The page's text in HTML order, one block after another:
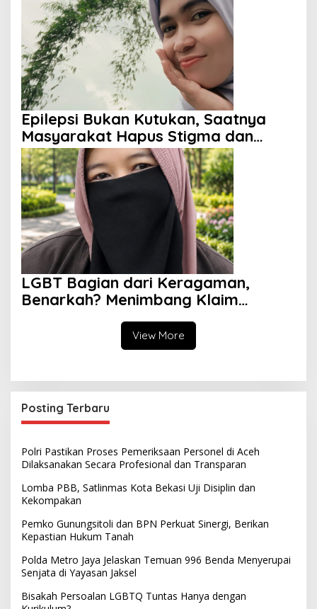
Epilepsi Bukan Kutukan, Saatnya
Masyarakat Hapus Stigma dan
Berikan Harapan
LGBT Bagian dari Keragaman,
Benarkah? Menimbang Klaim
Diversity dan Perspektif Islam
View More
Posting Terbaru
Polri Pastikan Proses Pemeriksaan Personel di Aceh
Dilaksanakan Secara Profesional dan Transparan
Lomba PBB, Satlinmas Kota Bekasi Uji Disiplin dan
Kekompakan
Pemko Gunungsitoli dan BPN Perkuat Sinergi, Berikan
Kepastian Hukum Tanah
Polda Metro Jaya Jelaskan Temuan 996 Benda Menyerupai
Senjata di Yayasan Jaksel
Bisakah Persoalan LGBTQ Tuntas Hanya dengan